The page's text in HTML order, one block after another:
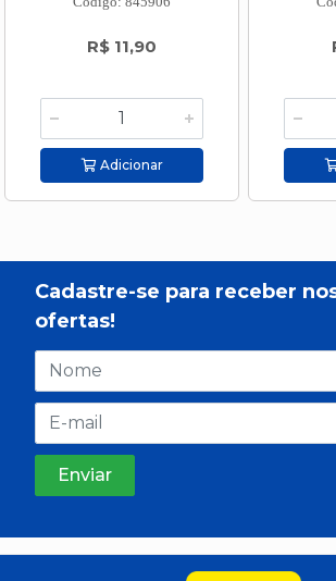
R$ 11,90
Adicionar
Cadastre-se para receber
ofertas!